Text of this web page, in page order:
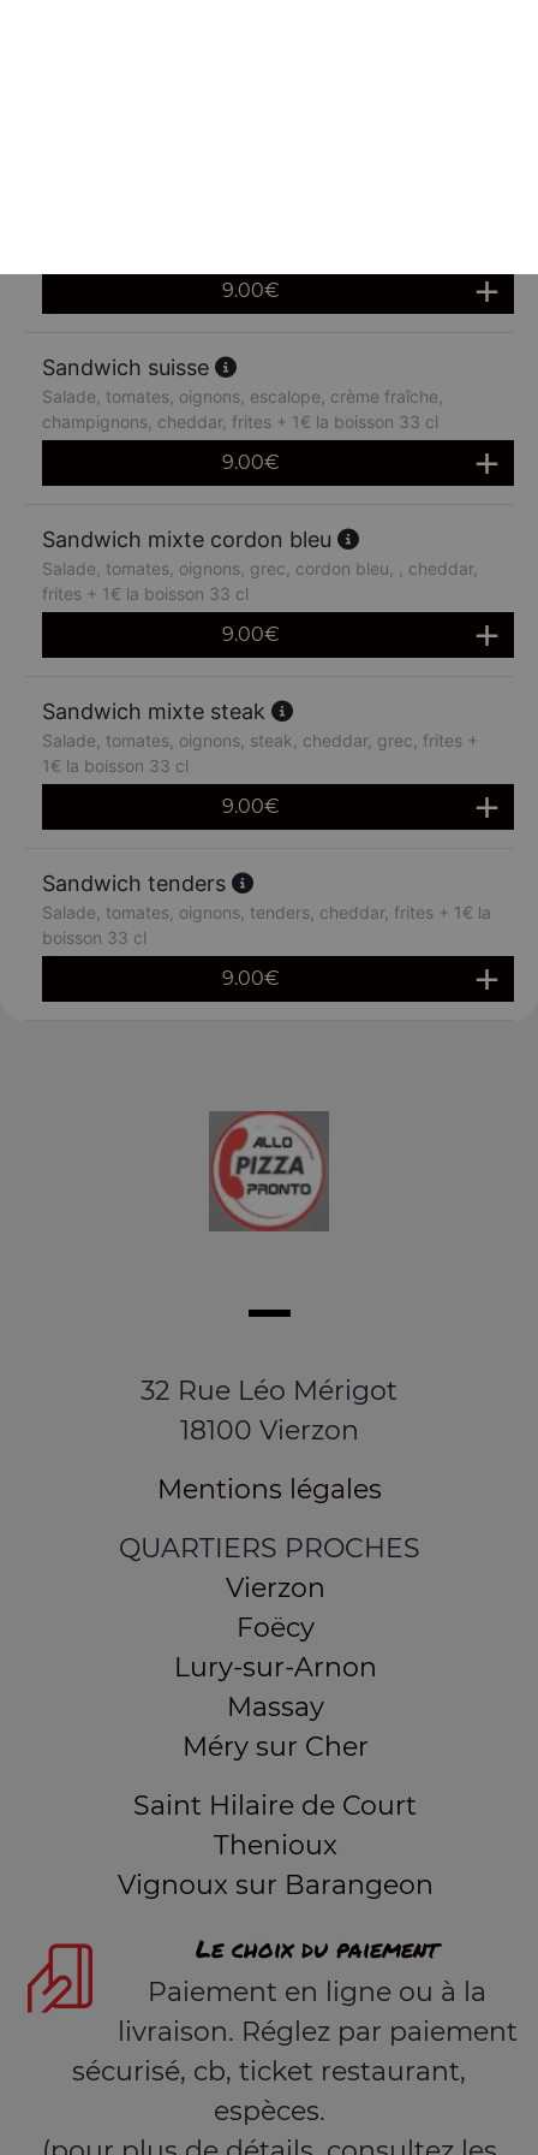
9.00€
Sandwich suisse
Salade, tomates, oignons, escalope, crème fraîche,
champignons, cheddar, frites + 1€ la boisson 33 cl
9.00€
Sandwich mixte cordon bleu
Salade, tomates, oignons, grec, cordon bleu, , cheddar,
frites + 1€ la boisson 33 cl
9.00€
Sandwich mixte steak
Salade, tomates, oignons, steak, cheddar, grec, frites +
1€ la boisson 33 cl
9.00€
Sandwich tenders
Salade, tomates, oignons, tenders, cheddar, frites + 1€ la
boisson 33 cl
9.00€
32 Rue Léo Mérigot
18100 Vierzon
Mentions légales
QUARTIERS PROCHES
Vierzon
Foëcy
Lury-sur-Arnon
Massay
Méry sur Cher
Saint Hilaire de Court
Thenioux
Vignoux sur Barangeon
Le choix du paiement
Paiement en ligne ou à la
livraison. Réglez par paiement
sécurisé, cb, ticket restaurant,
espèces.